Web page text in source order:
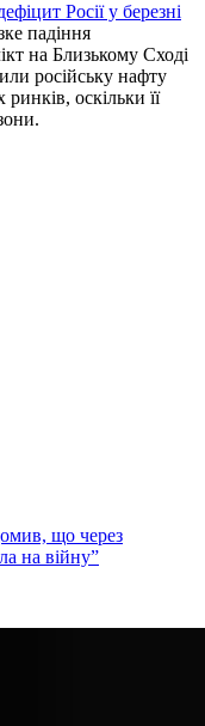
Росії у березні
падіння
на Близькому Сході
російську нафту
оскільки її
що через
на війну”